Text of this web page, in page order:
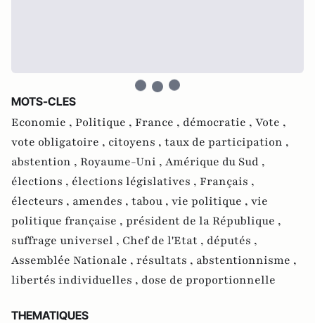
MOTS-CLES
Economie , Politique , France , démocratie , Vote ,
vote obligatoire , citoyens , taux de participation ,
abstention , Royaume-Uni , Amérique du Sud ,
élections , élections législatives , Français ,
électeurs , amendes , tabou , vie politique , vie
politique française , président de la République ,
suffrage universel , Chef de l'Etat , députés ,
Assemblée Nationale , résultats , abstentionnisme ,
libertés individuelles , dose de proportionnelle
THEMATIQUES